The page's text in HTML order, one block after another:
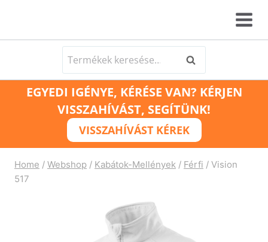
Keresés
a
következőre:
Keresés
EGYEDI IGÉNYE, KÉRÉSE VAN? KÉRJEN
VISSZAHÍVÁST, SEGÍTÜNK!
VISSZAHÍVÁST KÉREK
Home / Webshop / Kabátok-Mellények / Férfi / Vision
517